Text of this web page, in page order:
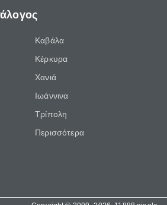
Καβάλα
Κέρκυρα
Χανιά
Ιωάννινα
Τρίπολη
Περισσότερα